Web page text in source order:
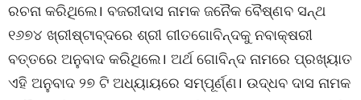
ରଚନା କରିଥିଲେ। ବଜରୀଦାସ ନାମକ ଜନୈକ ବୈଷ୍ଣବ ସନ୍ଥ
୧୬୭୪ ଖ୍ରୀଷ୍ଟାବ୍ଦରେ ଶ୍ରୀ ଗୀତଗୋବିନ୍ଦକୁ ନବାକ୍ଷରୀ
ବତ୍ତରେ ଅନୁବାଦ କରିଥିଲେ। ଅର୍ଥ ଗୋବିନ୍ଦ ନାମରେ ପ୍ରଖ୍ୟାତ
ଏହି ଅନୁବାଦ ୨୭ ଟି ଅଧ୍ୟାୟରେ ସମ୍ପୂର୍ଣ୍ଣ। ଉଦ୍ଧବ ଦାସ ନାମକ